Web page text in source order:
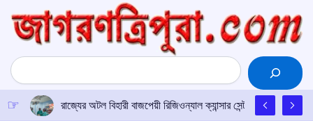
content
Search
রাজ্যের অটল বিহারী বাজপেয়ী রিজিওন্যাল ক্যান্সার সেন্টারে উত্তর-